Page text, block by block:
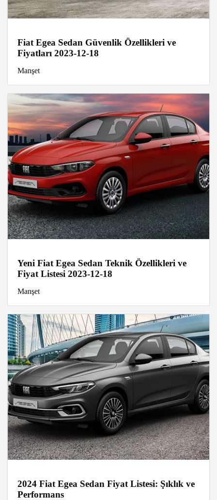
Fiat Egea Sedan Güvenlik Özellikleri ve
Fiyatları 2023-12-18
Manşet
Yeni Fiat Egea Sedan Teknik Özellikleri ve
Fiyat Listesi 2023-12-18
Manşet
2024 Fiat Egea Sedan Fiyat Listesi: Şıklık ve
Performans